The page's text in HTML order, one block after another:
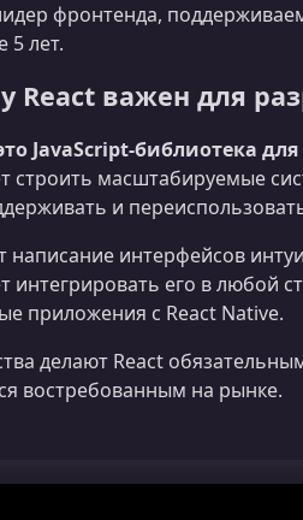
фронтенда,
5 лет.
React важен для
JavaScript‑библиотека
строить масштабируемые
и
написание интерфейсов
интегрировать его в любой
приложения с React Native.
делают React
востребованным на рынке.